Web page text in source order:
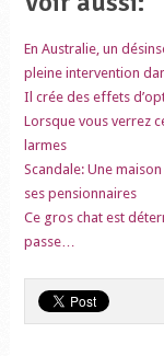
En Australie, un
pleine intervention
Il crée des effets
Lorsque vous verrez
larmes
Scandale: Une
ses pensionnaires
Ce gros chat est
passe…